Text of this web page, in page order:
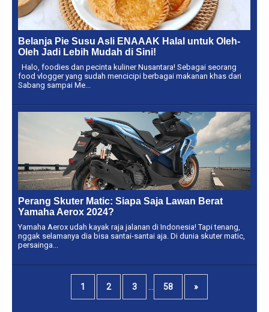
Belanja Pie Susu Asli ENAAAK Halal untuk Oleh-
Oleh Jadi Lebih Mudah di Sini!
Halo, foodies dan pecinta kuliner Nusantara! Sebagai seorang
food vlogger yang sudah mencicipi berbagai makanan khas dari
Sabang sampai Me...
Perang Skuter Matic: Siapa Saja Lawan Berat
Yamaha Aerox 2024?
Yamaha Aerox udah kayak raja jalanan di Indonesia! Tapi tenang,
nggak selamanya dia bisa santai-santai aja. Di dunia skuter matic,
persainga...
1 2 3 ... 58 »